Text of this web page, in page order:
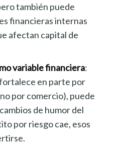
también puede
financieras internas
afectan capital de
variable financiera:
en parte por
por comercio), puede
de humor del
por riesgo cae, esos